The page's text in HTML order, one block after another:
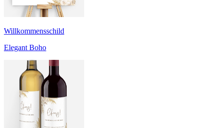
Willkommensschild
Elegant Boho